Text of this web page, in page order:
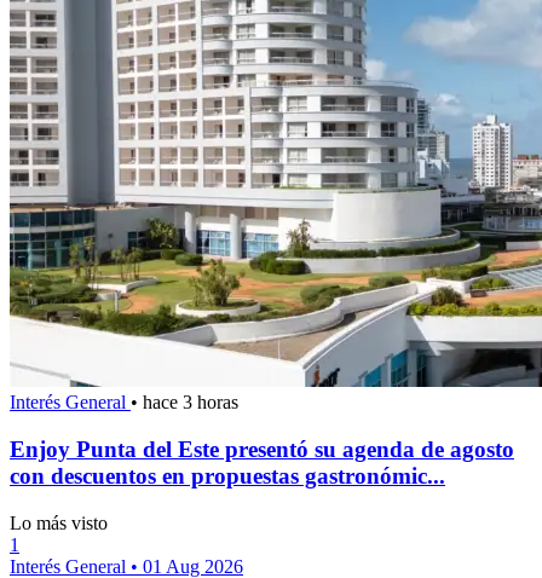
Interés General • hace 3 horas
Enjoy Punta del Este presentó su agenda de agosto
con descuentos en propuestas gastronómic...
Lo más visto
1
Interés General • 01 Aug 2026